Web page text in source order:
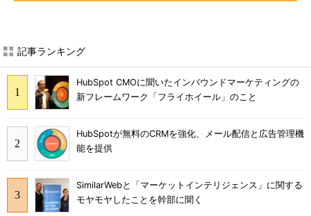
記事ランキング
HubSpot CMOに聞いたインバウンドマーケティングの
新フレームワーク「フライホイール」のこと
HubSpotが無料のCRMを強化、メール配信と広告管理機
能を提供
SimilarWebと「マーケットインテリジェンス」に関する
モヤモヤしたことを幹部に聞く